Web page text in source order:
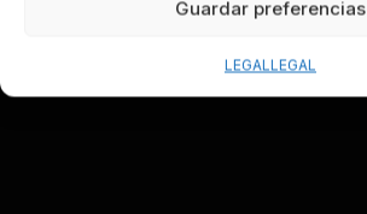
Guardar preferencias
LEGALLEGAL